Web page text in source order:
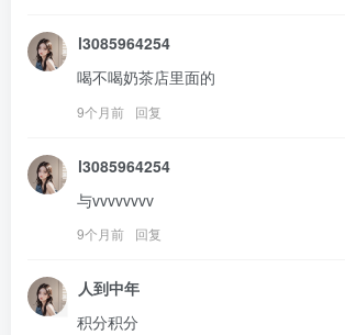
l3085964254
喝不喝奶茶店里面的
9个月前 回复
l3085964254
与vvvvvvvv
9个月前 回复
人到中年
积分积分